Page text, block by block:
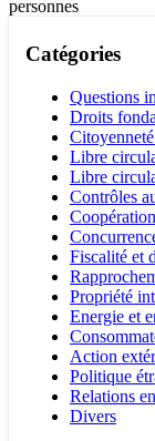
personnes
Catégories
Questions
Droits
Libre
Libre
Contrôles
Fiscalité et
Propriété
Energie et
Action
Politique
Relations
Divers